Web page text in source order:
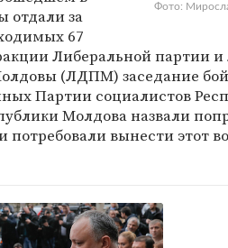
Фото:
отдали за
67
Либеральной партии
(ЛДПМ) заседание
Партии социалистов
Молдова назвали
вынести этот